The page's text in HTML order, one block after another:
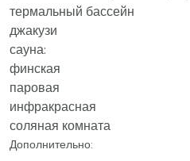
термальный бассейн
джакузи
сауна:
финская
паровая
инфракрасная
соляная комната
Дополнительно: